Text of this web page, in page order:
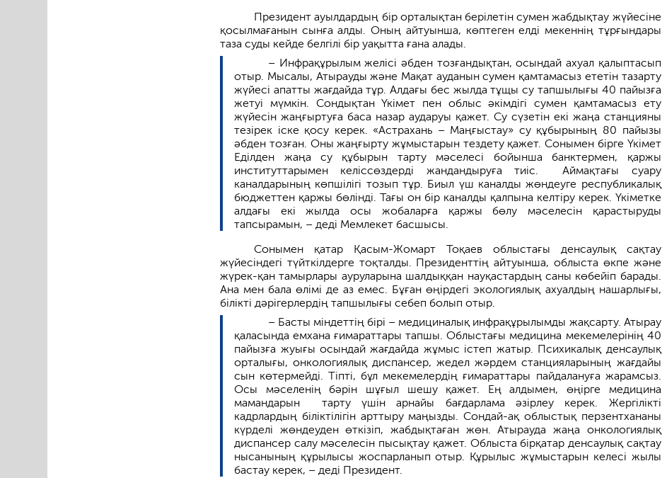
Президент ауылдардың бір орталықтан берілетін сумен жабдықтау жүйесіне
қосылмағанын сынға алды. Оның айтуынша, көптеген елді мекеннің тұрғындары
таза суды кейде белгілі бір уақытта ғана алады.
– Инфрақұрылым желісі әбден тозғандықтан, осындай ахуал қалыптасып
отыр. Мысалы, Атырауды және Мақат ауданын сумен қамтамасыз ететін тазарту
жүйесі апатты жағдайда тұр. Алдағы бес жылда тұщы су тапшылығы 40 пайызға
жетуі мүмкін. Сондықтан Үкімет пен облыс әкімдігі сумен қамтамасыз ету
жүйесін жаңғыртуға баса назар аударуы қажет. Су сүзетін екі жаңа станцияны
тезірек іске қосу керек. «Астрахань – Маңғыстау» су құбырының 80 пайызы
әбден тозған. Оны жаңғырту жұмыстарын тездету қажет. Сонымен бірге Үкімет
Еділден жаңа су құбырын тарту мәселесі бойынша банктермен, қаржы
институттарымен келіссөздерді жандандыруға тиіс. Аймақтағы суару
каналдарының көпшілігі тозып тұр. Биыл үш каналды жөндеуге республикалық
бюджеттен қаржы бөлінді. Тағы он бір каналды қалпына келтіру керек. Үкіметке
алдағы екі жылда осы жобаларға қаржы бөлу мәселесін қарастыруды
тапсырамын, – деді Мемлекет басшысы.
Сонымен қатар Қасым-Жомарт Тоқаев облыстағы денсаулық сақтау
жүйесіндегі түйткілдерге тоқталды. Президенттің айтуынша, облыста өкпе және
жүрек-қан тамырлары ауруларына шалдыққан науқастардың саны көбейіп барады.
Ана мен бала өлімі де аз емес. Бұған өңірдегі экологиялық ахуалдың нашарлығы,
білікті дәрігерлердің тапшылығы себеп болып отыр.
– Басты міндеттің бірі – медициналық инфрақұрылымды жақсарту. Атырау
қаласында емхана ғимараттары тапшы. Облыстағы медицина мекемелерінің 40
пайызға жуығы осындай жағдайда жұмыс істеп жатыр. Психикалық денсаулық
орталығы, онкологиялық диспансер, жедел жәрдем станцияларының жағдайы
сын көтермейді. Тіпті, бұл мекемелердің ғимараттары пайдалануға жарамсыз.
Осы мәселенің бәрін шұғыл шешу қажет. Ең алдымен, өңірге медицина
мамандарын тарту үшін арнайы бағдарлама әзірлеу керек. Жергілікті
кадрлардың біліктілігін арттыру маңызды. Сондай-ақ облыстық перзентхананы
күрделі жөндеуден өткізіп, жабдықтаған жөн. Атырауда жаңа онкологиялық
диспансер салу мәселесін пысықтау қажет. Облыста бірқатар денсаулық сақтау
нысанының құрылысы жоспарланып отыр. Құрылыс жұмыстарын келесі жылы
бастау керек, – деді Президент.